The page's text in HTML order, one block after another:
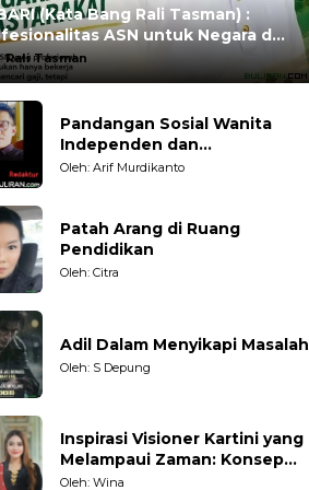
(Kata Bang Rali Tasman) :
ASN untuk Negara dan
Rali Tasman
Pandangan Sosial Wanita
Independen dan
Karakteristiknya
Oleh: Arif Murdikanto
Patah Arang di Ruang
Pendidikan
Oleh: Citra
Adil Dalam Menyikapi Masalah
Oleh: S Depung
Inspirasi Visioner Kartini yang
Melampaui Zaman: Konsep
Kecakapan Hidup bagi
Oleh: Wina